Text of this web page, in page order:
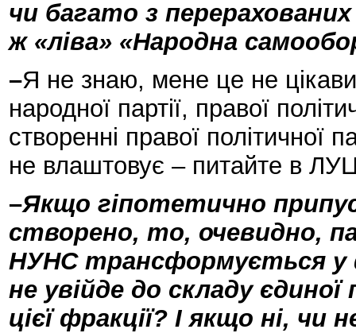
чи багато з
ж «ліва» «Народна
–Я не знаю, мене це не
народної партії, правої
створенні правої політичної
не влаштовує – питайте в
–Якщо гіпотетично
створено, то, очевидно,
НУНС трансформується у
не увійде до складу
цієї фракції? І якщо ні,